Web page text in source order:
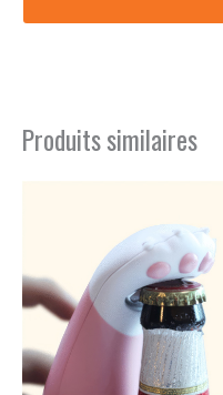
Produits similaires